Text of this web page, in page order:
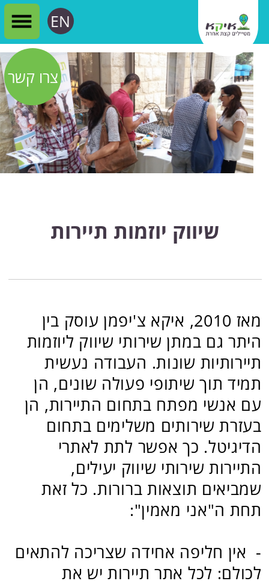
שיווק יוזמות תיירות
מאז 2010, איקא צ'יפמן עוסק בין
היתר גם במתן שירותי שיווק ליוזמות
הדיגיטל. כך אפשר לתת לאתרי
התיירות שירותי שיווק יעילים,
שמביאים תוצאות ברורות. כל זאת
תחת ה"אני מאמין":
- אין חליפה אחידה שצריכה להתאים
לכולם: לכל אתר תיירות יש את
היכולות ואת הצרכים שלו.
- אין חתונה קתולית: פרויקט שיווקי
חייב להיות תחום בזמן, ובסופו
לבדוק את מידת התועלת שצמחה
ממנו.
- השיווק חייב להביא חזרה אליכם את
הקולות והתגובות "מהשטח" – מה
במילים אחרות, תפקיד השיווק הוא לא
חד כיווני, והמשווק לא יכול להיות
בשום אופן "פלייר מהלך".
EN
צרו קשר